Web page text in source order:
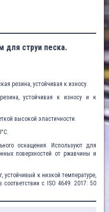
для струи песка.
резина, устойчивая к износу.
устойчивая к износу и к
высокой эластичности.
оснащения. Используют для
поверхностей от ржавчины и
устойчивый к низкой температуре,
соответствии с ISO 4649: 2017: 50